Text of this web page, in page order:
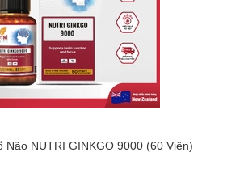
Não NUTRI GINKGO 9000 (60 Viên)